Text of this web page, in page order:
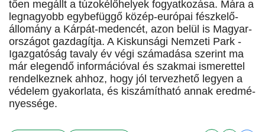
tően megállt a túzokélőhelyek fogyatkozása. Mára a
legnagyobb egybefüggő közép-európai fészke­lő­
állomány a Kárpát-medencét, azon belül is Magyar­
országot gazdagítja. A Kiskunsági Nemzeti Park ­
Igazgatóság tavaly év végi számadása szerint ma
már elegendő információval és szakmai ismerettel
ren­delkeznek ahhoz, hogy jól tervezhető legyen a
vé­delem gyakorlata, és kiszámítható annak eredmé­
nyessége.